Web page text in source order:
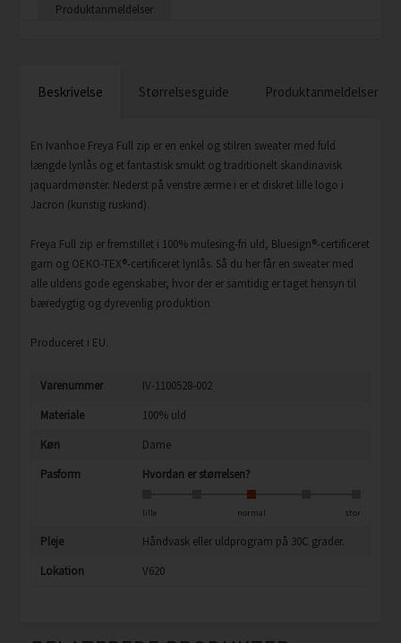
Produktanmeldelser
Beskrivelse Størrelsesguide Produktanmeldelser
En Ivanhoe Freya Full zip er en enkel og stilren sweater med fuld
længde lynlås og et fantastisk smukt og traditionelt skandinavisk
jaquardmønster. Nederst på venstre ærme i er et diskret lille logo i
Jacron (kunstig ruskind).
Freya Full zip er fremstillet i 100% mulesing-fri uld, Bluesign®-certificeret
garn og OEKO-TEX®-certificeret lynlås. Så du her får en sweater med
alle uldens gode egenskaber, hvor der er samtidig er taget hensyn til
bæredygtig og dyrevenlig produktion
Produceret i EU.
Varenummer
IV-1100528-002
Materiale
100% uld
Køn
Dame
Pasform
Hvordan er størrelsen?
lille normal stor
Pleje
Håndvask eller uldprogram på 30C grader.
Lokation
V620